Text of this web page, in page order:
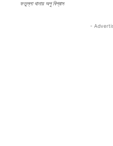
ফতুল্লা থানায় অপু বিশ্বাস
-